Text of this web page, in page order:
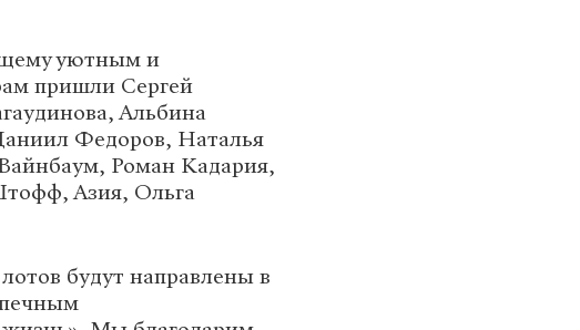
уютным и
пришли Сергей
Альбина
Федоров, Наталья
Роман Кадария,
Азия, Ольга
будут направлены в